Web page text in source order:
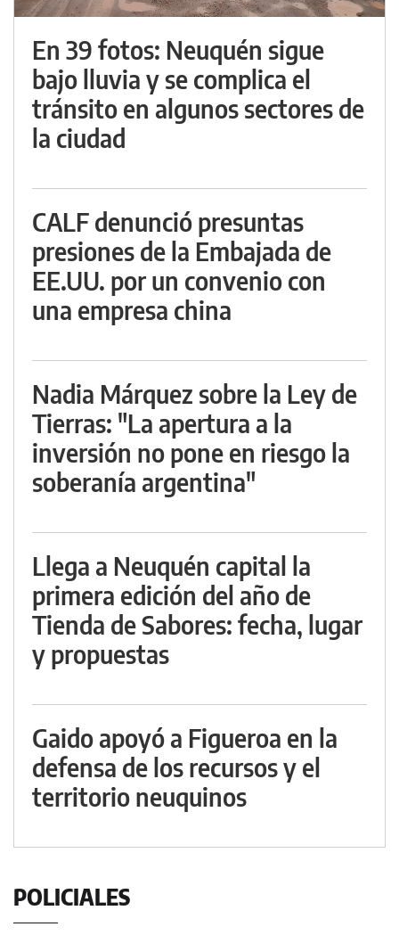
En 39 fotos: Neuquén sigue
bajo lluvia y se complica el
tránsito en algunos sectores de
la ciudad
CALF denunció presuntas
presiones de la Embajada de
EE.UU. por un convenio con
una empresa china
Nadia Márquez sobre la Ley de
Tierras: "La apertura a la
inversión no pone en riesgo la
soberanía argentina"
Llega a Neuquén capital la
primera edición del año de
Tienda de Sabores: fecha, lugar
y propuestas
Gaido apoyó a Figueroa en la
defensa de los recursos y el
territorio neuquinos
POLICIALES